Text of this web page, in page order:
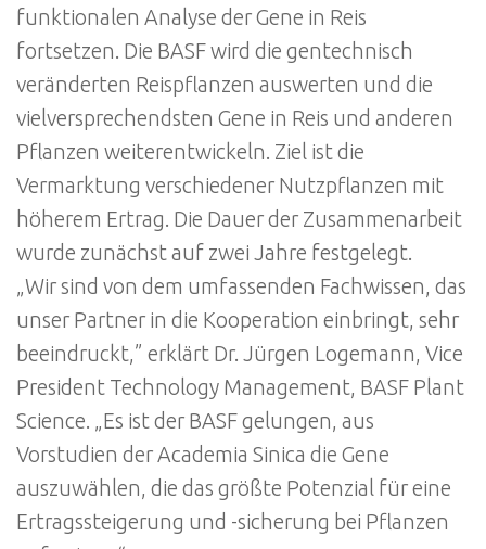
funktionalen Analyse der Gene in Reis
fortsetzen. Die BASF wird die gentechnisch
veränderten Reispflanzen auswerten und die
vielversprechendsten Gene in Reis und anderen
Pflanzen weiterentwickeln. Ziel ist die
Vermarktung verschiedener Nutzpflanzen mit
höherem Ertrag. Die Dauer der Zusammenarbeit
wurde zunächst auf zwei Jahre festgelegt.
„Wir sind von dem umfassenden Fachwissen, das
unser Partner in die Kooperation einbringt, sehr
beeindruckt,” erklärt Dr. Jürgen Logemann, Vice
President Technology Management, BASF Plant
Science. „Es ist der BASF gelungen, aus
Vorstudien der Academia Sinica die Gene
auszuwählen, die das größte Potenzial für eine
Ertragssteigerung und -sicherung bei Pflanzen